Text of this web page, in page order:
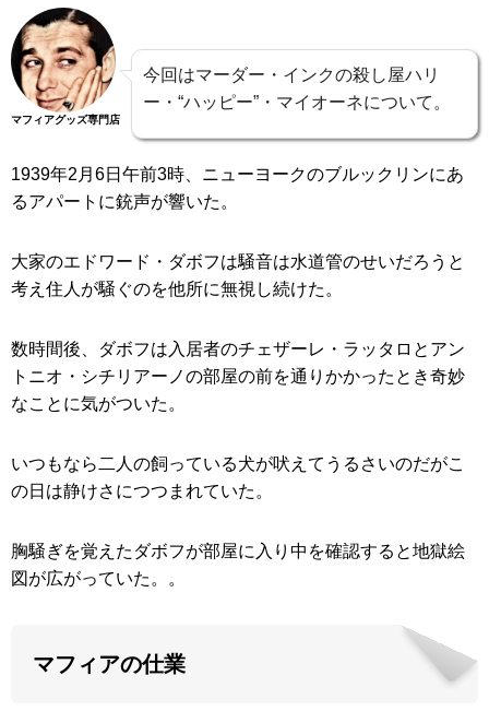
マフィアグッズ専門店
今回はマーダー・インクの殺し屋ハリ
ー・“ハッピー”・マイオーネについて。
1939年2月6日午前3時、ニューヨークのブルックリンにあ
るアパートに銃声が響いた。
大家のエドワード・ダボフは騒音は水道管のせいだろうと
考え住人が騒ぐのを他所に無視し続けた。
数時間後、ダボフは入居者のチェザーレ・ラッタロとアン
トニオ・シチリアーノの部屋の前を通りかかったとき奇妙
なことに気がついた。
いつもなら二人の飼っている犬が吠えてうるさいのだがこ
の日は静けさにつつまれていた。
胸騒ぎを覚えたダボフが部屋に入り中を確認すると地獄絵
図が広がっていた。。
マフィアの仕業